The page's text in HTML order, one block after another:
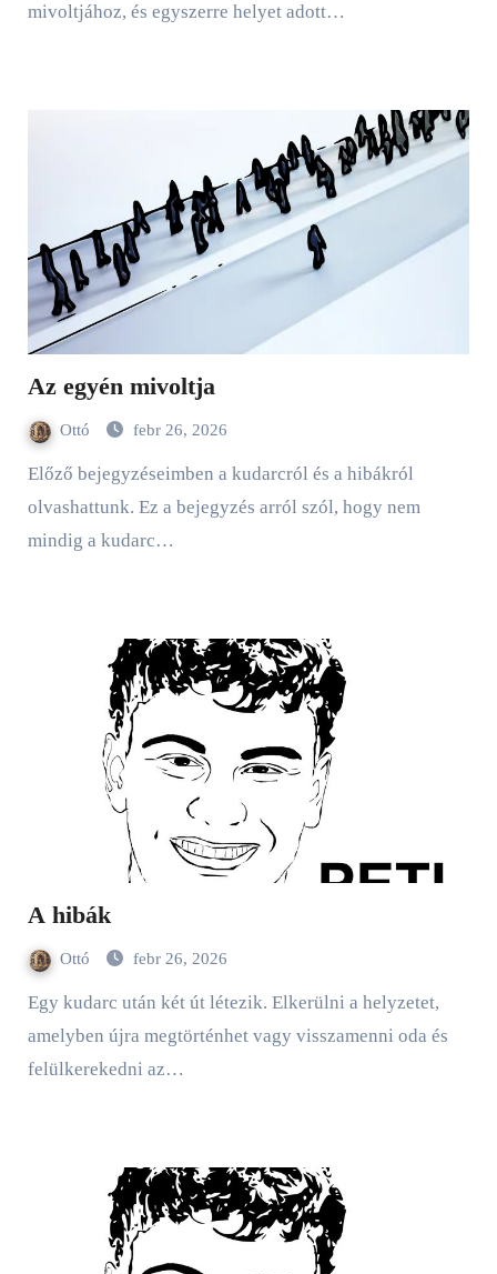
mivoltjához, és egyszerre helyet adott…
Az egyén mivoltja
Ottó febr 26, 2026
Előző bejegyzéseimben a kudarcról és a hibákról
olvashattunk. Ez a bejegyzés arról szól, hogy nem
mindig a kudarc…
A hibák
Ottó febr 26, 2026
Egy kudarc után két út létezik. Elkerülni a helyzetet,
amelyben újra megtörténhet vagy visszamenni oda és
felülkerekedni az…